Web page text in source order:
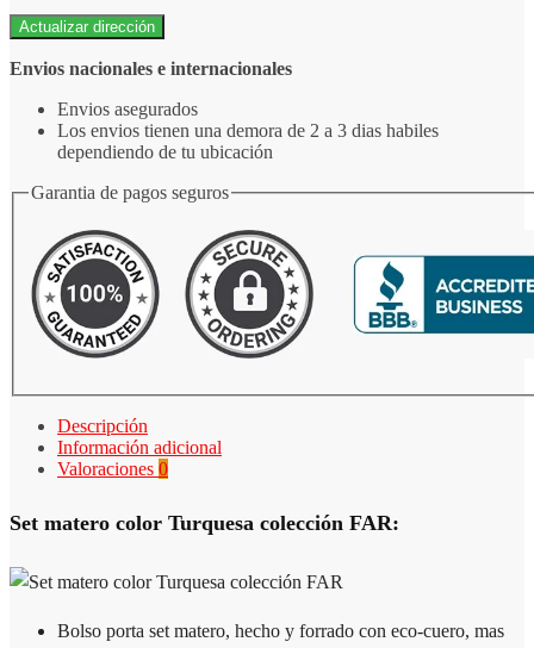
Actualizar dirección
Envios nacionales e internacionales
Envios asegurados
Los envios tienen una demora de 2 a 3 dias habiles
dependiendo de tu ubicación
Garantia de pagos seguros
Descripción
Información adicional
Valoraciones 0
Set matero color Turquesa colección FAR:
Bolso porta set matero, hecho y forrado con eco-cuero, mas